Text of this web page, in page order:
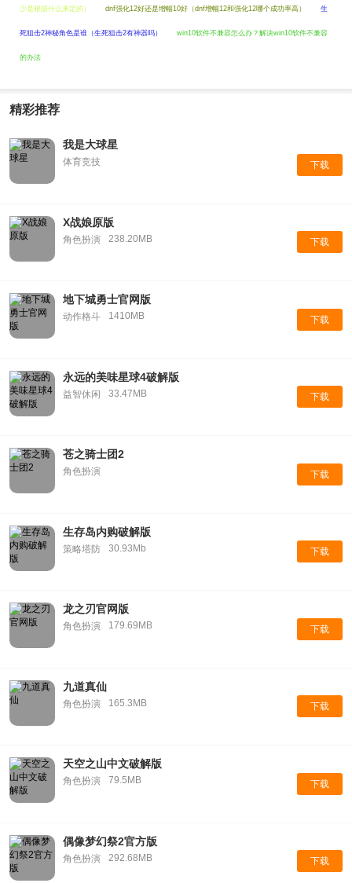
少是根据什么来定的） dnf强化12好还是增幅10好（dnf增幅12和强化12哪个成功率高） 生
死狙击2神秘角色是谁（生死狙击2有神器吗） win10软件不兼容怎么办？解决win10软件不兼容
的办法
精彩推荐
我是大球星
体育竞技 下载
X战娘原版
角色扮演 238.20MB 下载
地下城勇士官网版
动作格斗 1410MB 下载
永远的美味星球4破解版
益智休闲 33.47MB 下载
苍之骑士团2
角色扮演 下载
生存岛内购破解版
策略塔防 30.93Mb 下载
龙之刃官网版
角色扮演 179.69MB 下载
九道真仙
角色扮演 165.3MB 下载
天空之山中文破解版
角色扮演 79.5MB 下载
偶像梦幻祭2官方版
角色扮演 292.68MB 下载